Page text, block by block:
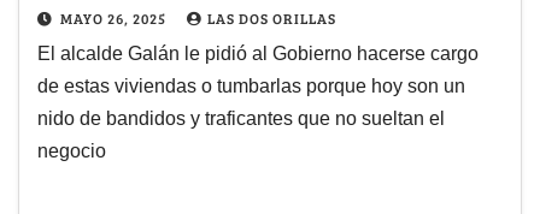
MAYO 26, 2025 LAS DOS ORILLAS
El alcalde Galán le pidió al Gobierno hacerse cargo
de estas viviendas o tumbarlas porque hoy son un
nido de bandidos y traficantes que no sueltan el
negocio